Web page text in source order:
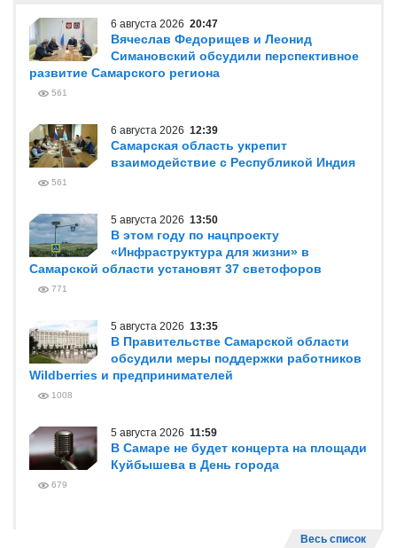
6 августа 2026 20:47
Вячеслав Федорищев и Леонид
Симановский обсудили перспективное
развитие Самарского региона
561
6 августа 2026 12:39
Самарская область укрепит
взаимодействие с Республикой Индия
561
5 августа 2026 13:50
В этом году по нацпроекту
«Инфраструктура для жизни» в
Самарской области установят 37 светофоров
771
5 августа 2026 13:35
В Правительстве Самарской области
обсудили меры поддержки работников
Wildberries и предпринимателей
1008
5 августа 2026 11:59
В Самаре не будет концерта на площади
Куйбышева в День города
679
Весь список